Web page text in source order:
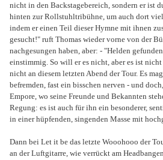
nicht in den Backstagebereich, sondern er ist
hinten zur Rollstuhltribühne, um auch dort
indem er einen Teil dieser Hymne mit ihnen
gesucht!" ruft Thomas wieder vorne von der
nachgesungen haben, aber: - "Helden
einstimmig. So will er es nicht, aber es ist
nicht an diesem letzten Abend der Tour. Es
befremden, fast ein bisschen nerven - und
Empore, wo seine Freunde und Bekannten
Regung: es ist auch für ihn ein besonderer,
in einer hüpfenden, singenden Masse mit
Dann bei Let it be das letzte Wooohooo der
an der Luftgitarre, wie verrückt am